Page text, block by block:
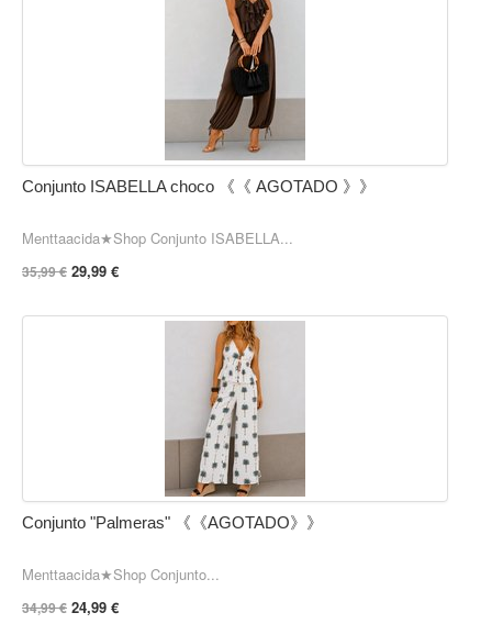
Conjunto ISABELLA choco 《《 AGOTADO 》》
Menttaacida★Shop Conjunto ISABELLA...
35,99 € 29,99 €
Conjunto "Palmeras" 《《AGOTADO》》
Menttaacida★Shop Conjunto...
34,99 € 24,99 €